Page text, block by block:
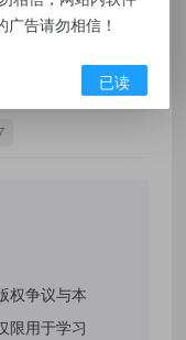
权争议与本
限用于学习
告请勿相信！
已读